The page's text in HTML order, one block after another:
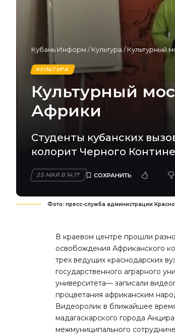
Кубань Информ /Культура /Культурный
КУЛЬТУРА
Культурный
Африки
Студенты кубанских
колорит Черного
25 МАЯ В 14:17
Фото: пресс-служба администрации
В краевом центре прошли
освобождения Африканского
трех ведущих краснодарских
государственного аграрного
университета— записали
процветания африканским
Видеоролик в ближайшее
мадагаскарского города
межмуниципального